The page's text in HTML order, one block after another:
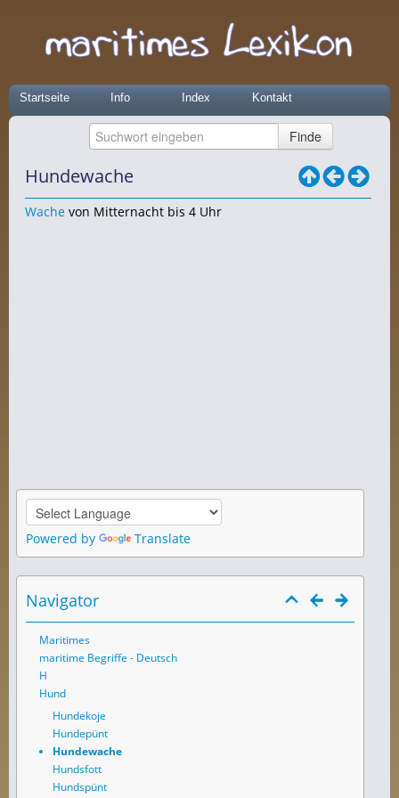
Startseite Info Index Kontakt
Hundewache
Wache von Mitternacht bis 4 Uhr
Powered by Translate
Navigator
Maritimes
maritime Begriffe - Deutsch
H
Hund
Hundekoje
Hundepünt
Hundewache
Hundsfott
Hundspünt